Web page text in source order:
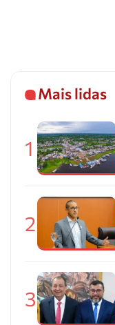
Mais lidas
1
2
3